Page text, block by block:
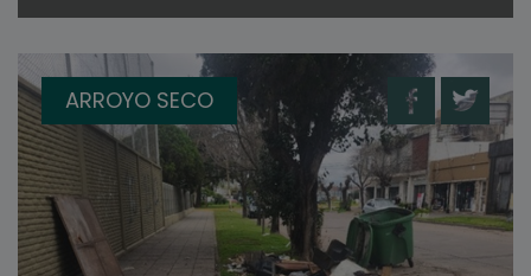
ARROYO SECO